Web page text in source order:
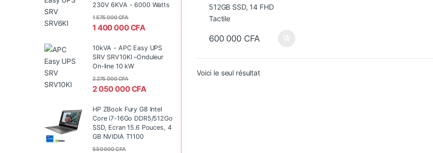
600 000 CFA
Voici le seul résultat
230V 6KVA - 6000 Watts
1 400 000CFA
1 575 000CFA
10kVA - APC Easy UPS
SRV SRV10KI –Onduleur
On-line 10 kW
2 050 000CFA
2 275 000CFA
HP ZBook Fury G8 Intel
Core i7-16Go DDR5/512Go
SSD, Ecran 15.6 Pouces, 4
GB NVIDIA T1100
550 000CFA